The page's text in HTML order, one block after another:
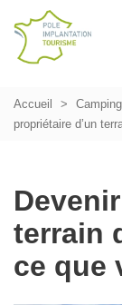
Accueil
propriétaire d’un
terrain
ce que